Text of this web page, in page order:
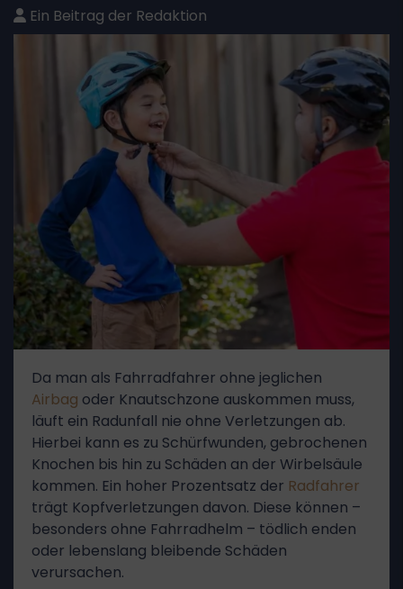
Ein Beitrag der Redaktion
Da man als Fahrradfahrer ohne jeglichen
Airbag oder Knautschzone auskommen muss,
läuft ein Radunfall nie ohne Verletzungen ab.
Hierbei kann es zu Schürfwunden, gebrochenen
Knochen bis hin zu Schäden an der Wirbelsäule
kommen. Ein hoher Prozentsatz der Radfahrer
trägt Kopfverletzungen davon. Diese können –
besonders ohne Fahrradhelm – tödlich enden
oder lebenslang bleibende Schäden
verursachen.